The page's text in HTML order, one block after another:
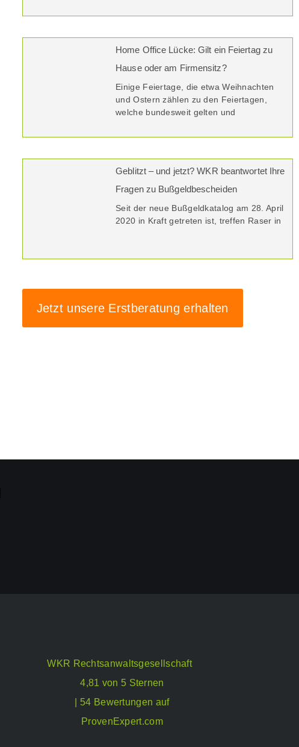
Home Office Lücke: Gilt ein Feiertag zu
Hause oder am Firmensitz?
Einige Feiertage, die etwa Weihnachten
und Ostern zählen zu den Feiertagen,
welche bundesweit gelten und
Geblitzt – und jetzt? WKR beantwortet Ihre
Fragen zu Bußgeldbescheiden
Seit der neue Bußgeldkatalog am 28. April
2020 in Kraft getreten ist, treffen Raser in
Jetzt unsere Erstberatung erhalten
WKR Rechtsanwaltsgesellschaft
4,81 von 5 Sternen
| 54 Bewertungen auf
ProvenExpert.com